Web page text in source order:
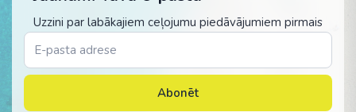
Uzzini par labākajiem ceļojumu piedāvājumiem pirmais
Abonēt